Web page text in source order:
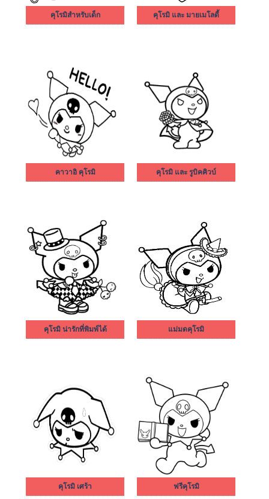
คุโรมิสำหรับเด็ก คุโรมิ และ มายเมโลดี้
คาวาอิ คุโรมิ คุโรมิ และ รูบิคคิวบ์
คุโรมิ น่ารักที่พิมพ์ได้ แม่มดคุโรมิ
คุโรมิ เศร้า ฟรีคุโรมิ